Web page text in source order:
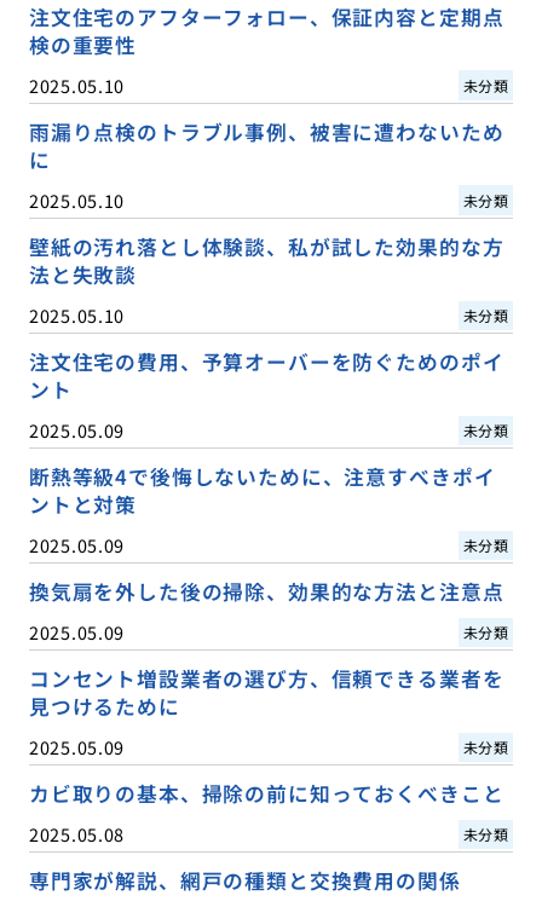
注文住宅のアフターフォロー、保証内容と定期点
検の重要性
2025.05.10 未分類
雨漏り点検のトラブル事例、被害に遭わないため
に
2025.05.10 未分類
壁紙の汚れ落とし体験談、私が試した効果的な方
法と失敗談
2025.05.10 未分類
注文住宅の費用、予算オーバーを防ぐためのポイ
ント
2025.05.09 未分類
断熱等級4で後悔しないために、注意すべきポイ
ントと対策
2025.05.09 未分類
換気扇を外した後の掃除、効果的な方法と注意点
2025.05.09 未分類
コンセント増設業者の選び方、信頼できる業者を
見つけるために
2025.05.09 未分類
カビ取りの基本、掃除の前に知っておくべきこと
2025.05.08 未分類
専門家が解説、網戸の種類と交換費用の関係